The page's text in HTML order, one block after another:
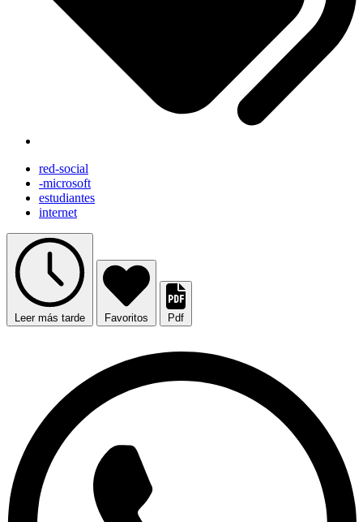
red-social
-microsoft
estudiantes
internet
Leer más tarde Favoritos Pdf